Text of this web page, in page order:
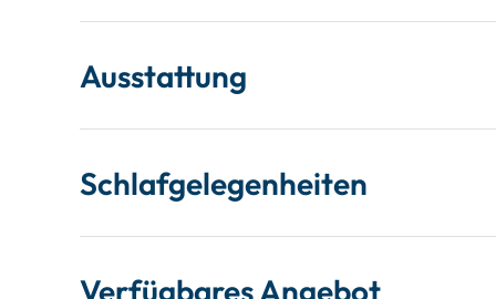
Ausstattung
Schlafgelegenheiten
Verfügbares Angebot